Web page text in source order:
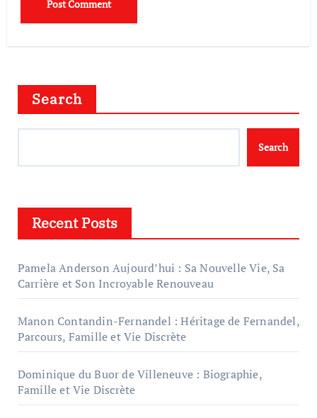
Search
Search
Recent Posts
Pamela Anderson Aujourd’hui : Sa Nouvelle Vie, Sa
Carrière et Son Incroyable Renouveau
Manon Contandin-Fernandel : Héritage de Fernandel,
Parcours, Famille et Vie Discrète
Dominique du Buor de Villeneuve : Biographie,
Famille et Vie Discrète